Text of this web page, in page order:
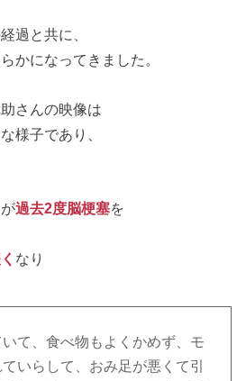
過と共に、
かになってきました。
さんの映像は
様子であり、
過去2度脳梗塞を
なり
いて、食べ物もよくかめず、モ
いらして、おみ足が悪くて引